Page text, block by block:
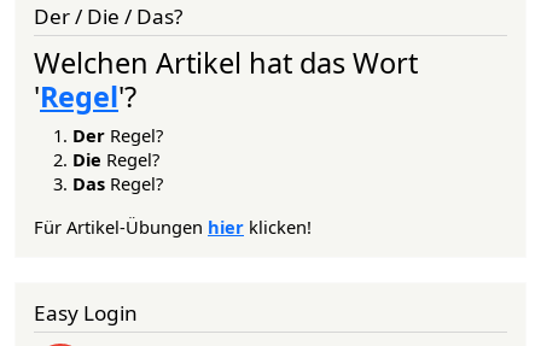
Der / Die / Das?
Welchen Artikel hat das Wort
'Regel'?
Der Regel?
Die Regel?
Das Regel?
Für Artikel-Übungen hier klicken!
Easy Login